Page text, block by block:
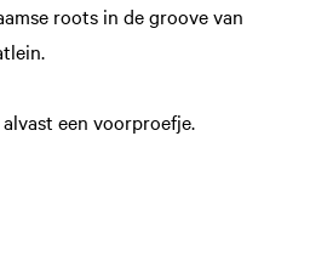
roots in de groove van
een voorproefje.